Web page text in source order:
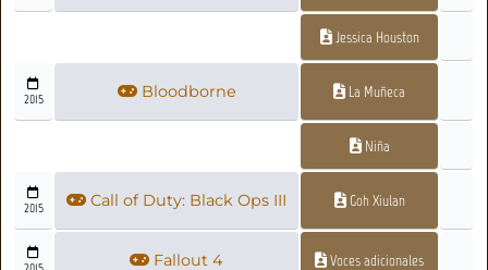
Jessica Houston
2015 Bloodborne La Muñeca
Niña
2015 Call of Duty: Black Ops III Goh Xiulan
Fallout 4 Voces adicionales